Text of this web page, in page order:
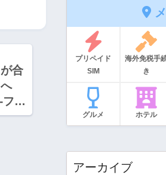
合
フラ
プリペイド
SIM
海外免税手
き
グルメ ホテル
アーカイブ